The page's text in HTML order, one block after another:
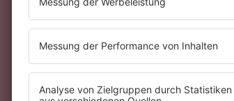
der
Fake-
Folge